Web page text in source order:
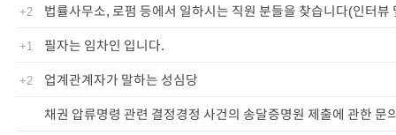
+2 법률사무소, 로펌 등에서 일하시는 직원 분들을 찾습니다(인터뷰
+1 필자는 임차인 입니다.
+2
업계관계자가 말하는 성심당
채권 압류명령 관련 결정경정 사건의 송달증명원 제출에 관한 문